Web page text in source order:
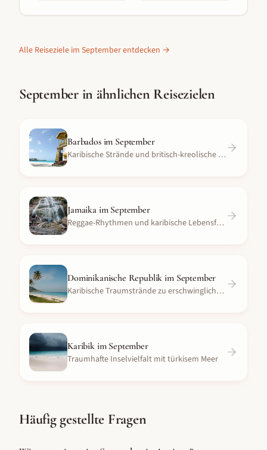
Alle Reiseziele im Septemberentdecken →
Septemberin ähnlichen Reisezielen
Barbadosim September
Karibische Strände und britisch-kreolische Kultur
Jamaikaim September
Reggae-Rhythmen und karibische Lebensfreude
Dominikanische Republik im September
Karibische Traumstrände zu erschwinglichen Preisen
Karibikim September
Traumhafte Inselvielfalt mit türkisem Meer
Häufig gestellte Fragen